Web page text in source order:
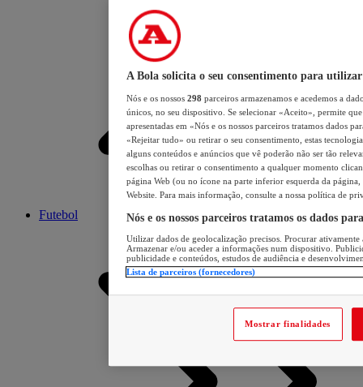
Futebol
A Bola solicita o seu consentimento para utilizar
Nós e os nossos 298 parceiros armazenamos e acedemos a
únicos, no seu dispositivo. Se selecionar «Aceito», permite
apresentadas em «Nós e os nossos parceiros tratamos dados
«Rejeitar tudo» ou retirar o seu consentimento, estas
alguns conteúdos e anúncios que vê poderão não ser tão
escolhas ou retirar o consentimento a qualquer momento
página Web (ou no ícone na parte inferior esquerda da página,
Website. Para mais informação, consulte a nossa política de
Nós e os nossos parceiros tratamos os dados
Utilizar dados de geolocalização precisos. Procurar
Armazenar e/ou aceder a informações num dispositivo.
publicidade e conteúdos, estudos de audiência e
Lista de parceiros (fornecedores)
Mostrar finalidades